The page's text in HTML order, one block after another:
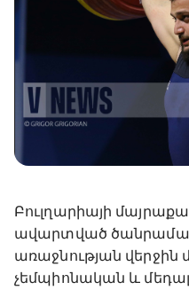
Բուլղարիայի
ավարտված
առաջնության վերջին
չեմպիոնական և